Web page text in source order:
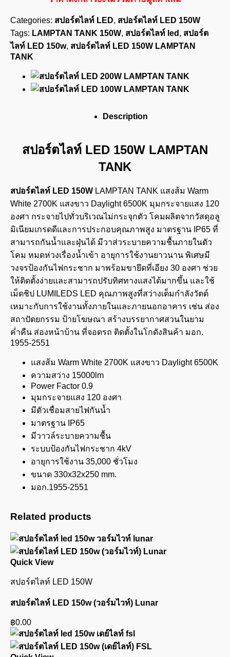
Categories: สปอร์ตไลท์ LED, สปอร์ตไลท์ LED 150W
Tags: LAMPTAN TANK 150W, สปอร์ตไลท์ led , สปอร์ต
ไลท์ LED 150w, สปอร์ตไลท์ LED 150W LAMPTAN
TANK
Description
สปอร์ตไลท์ LED 150W LAMPTAN
TANK
สปอร์ตไลท์ LED 150W LAMPTAN TANK แสงส้ม Warm
White 2700K แสงขาว Daylight 6500K มุมกระจายแสง 120
องศา กระจายไปทั่วบริเวณไม่กระจุกตัว โคมผลิตจากวัสดุอลู
มิเนียมเกรดดีและการประกอบคุณภาพสูง มาตรฐาน IP65 ที่
สามารถกันน้ำและฝุ่นได้ มีวาส่วระบายความชื้นภายในตัว
โคม หมดห่วงเรื่องน้ำเข้า อายุการใช้งานยาวนาน พิเศษมี
วงจรป้องกันไฟกระชาก มาพร้อมขายึดที่เอียง 30 องศา ช่วย
ให้ติดตั้งง่ายและสามารถปรับทิศทางแสงได้มากขึ้น และใช้
เม็ดชิป LUMILEDS LED คุณภาพสูงที่สว่างเต็มกำลังวัตต์
เหมาะกับการใช้งานทั้งภายในและภายนอกอาคาร เช่น ส่อง
สถาปัตยกรรม ป้ายโฆษณา สร้างบรรยากาศสวนในยาม
ค่ำคืน ส่องหน้าบ้าน ที่จอดรถ ติดตั้งในโกดังสินค้า มอก.
1955-2551
แสงส้ม Warm White 2700K แสงขาว Daylight 6500K
ความสว่าง 15000lm
Power Factor 0.9
มุมกระจายแสง 120 องศา
มีตัวเชื่อมสายไฟกันน้ำ
มาตรฐาน IP65
มีวาวล์ระบายความชื้น
ระบบป้องกันไฟกระชาก 4kV
อายุการใช้งาน 35,000 ชั่วโมง
ขนาด 330x32x250 mm.
มอก.1955-2551
Related products
Quick View
สปอร์ตไลท์ LED 150W
สปอร์ตไลท์ LED 150w (วอร์มไวท์) Lunar
฿0.00